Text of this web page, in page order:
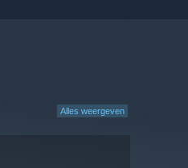
Alles weergeven